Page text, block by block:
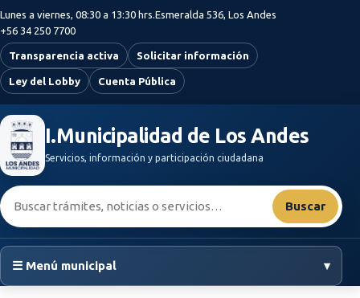
Saltar al contenido principal
Lunes a viernes, 08:30 a 13:30 hrs.Esmeralda 536, Los Andes
+56 34 250 7700
Transparencia activa Solicitar información
Ley del Lobby Cuenta Pública
I.Municipalidad de Los Andes
Servicios, información y participación ciudadana
Buscar:
Buscar
☰ Menú municipal ▾